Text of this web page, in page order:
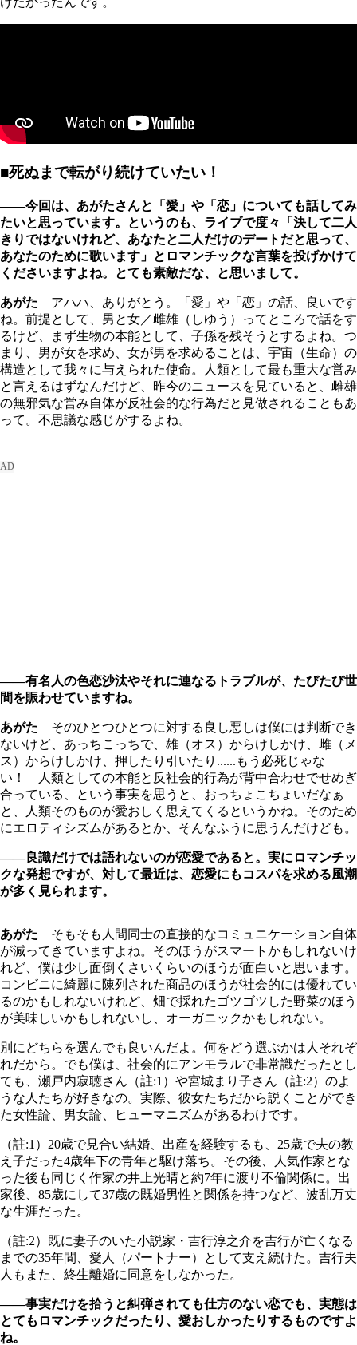
■死ぬまで転がり続けていたい！
――今回は、あがたさんと「愛」や「恋」についても話してみ
たいと思っています。というのも、ライブで度々「決して二人
きりではないけれど、あなたと二人だけのデートだと思って、
あなたのために歌います」とロマンチックな言葉を投げかけて
くださいますよね。とても素敵だな、と思いまして。
あがた アハハ、ありがとう。「愛」や「恋」の話、良いです
ね。前提として、男と女／雌雄（しゆう）ってところで話をす
るけど、まず生物の本能として、子孫を残そうとするよね。つ
まり、男が女を求め、女が男を求めることは、宇宙（生命）の
構造として我々に与えられた使命。人類として最も重大な営み
と言えるはずなんだけど、昨今のニュースを見ていると、雌雄
の無邪気な営み自体が反社会的な行為だと見做されることもあ
って。不思議な感じがするよね。
――有名人の色恋沙汰やそれに連なるトラブルが、たびたび世
間を賑わせていますね。
あがた そのひとつひとつに対する良し悪しは僕には判断でき
ないけど、あっちこっちで、雄（オス）からけしかけ、雌（メ
ス）からけしかけ、押したり引いたり......もう必死じゃな
い！ 人類としての本能と反社会的行為が背中合わせでせめぎ
合っている、という事実を思うと、おっちょこちょいだなぁ
と、人類そのものが愛おしく思えてくるというかね。そのため
にエロティシズムがあるとか、そんなふうに思うんだけども。
――良識だけでは語れないのが恋愛であると。実にロマンチッ
クな発想ですが、対して最近は、恋愛にもコスパを求める風潮
が多く見られます。
あがた そもそも人間同士の直接的なコミュニケーション自体
が減ってきていますよね。そのほうがスマートかもしれないけ
れど、僕は少し面倒くさいくらいのほうが面白いと思います。
コンビニに綺麗に陳列された商品のほうが社会的には優れてい
るのかもしれないけれど、畑で採れたゴツゴツした野菜のほう
が美味しいかもしれないし、オーガニックかもしれない。
別にどちらを選んでも良いんだよ。何をどう選ぶかは人それぞ
れだから。でも僕は、社会的にアンモラルで非常識だったとし
ても、瀬戸内寂聴さん（註:1）や宮城まり子さん（註:2）のよ
うな人たちが好きなの。実際、彼女たちだから説くことができ
た女性論、男女論、ヒューマニズムがあるわけです。
（註:1）20歳で見合い結婚、出産を経験するも、25歳で夫の教
え子だった4歳年下の青年と駆け落ち。その後、人気作家とな
った後も同じく作家の井上光晴と約7年に渡り不倫関係に。出
家後、85歳にして37歳の既婚男性と関係を持つなど、波乱万丈
な生涯だった。
（註:2）既に妻子のいた小説家・吉行淳之介を吉行が亡くなる
までの35年間、愛人（パートナー）として支え続けた。吉行夫
人もまた、終生離婚に同意をしなかった。
――事実だけを拾うと糾弾されても仕方のない恋でも、実態は
とてもロマンチックだったり、愛おしかったりするものですよ
ね。